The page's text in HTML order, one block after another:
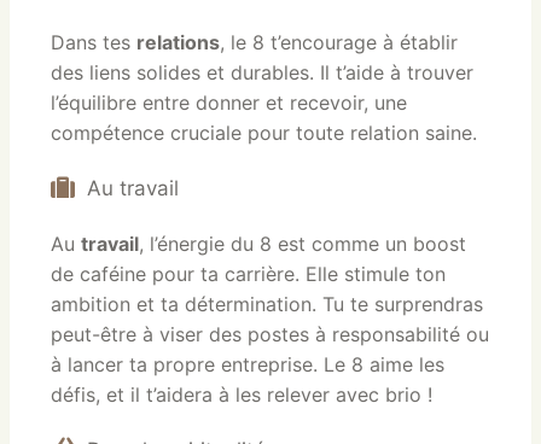
Dans tes relations, le 8 t’encourage à établir
des liens solides et durables. Il t’aide à trouver
l’équilibre entre donner et recevoir, une
compétence cruciale pour toute relation saine.
Au travail
Au travail, l’énergie du 8 est comme un boost
de caféine pour ta carrière. Elle stimule ton
ambition et ta détermination. Tu te surprendras
peut-être à viser des postes à responsabilité ou
à lancer ta propre entreprise. Le 8 aime les
défis, et il t’aidera à les relever avec brio !